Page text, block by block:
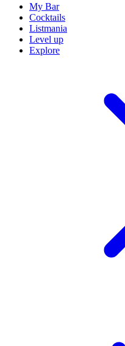
My Bar
Cocktails
Listmania
Level up
Explore